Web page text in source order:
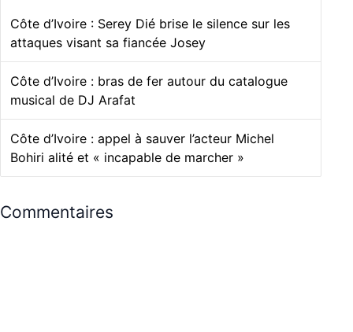
Côte d’Ivoire : Serey Dié brise le silence sur les
attaques visant sa fiancée Josey
Côte d’Ivoire : bras de fer autour du catalogue
musical de DJ Arafat
Côte d’Ivoire : appel à sauver l’acteur Michel
Bohiri alité et « incapable de marcher »
Commentaires